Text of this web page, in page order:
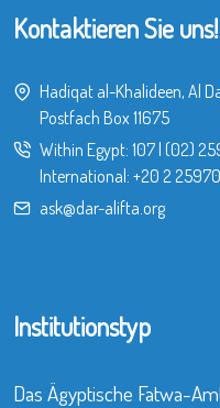
Kontaktieren Sie uns!
Hadiqat al-Khalideen, Al
Postfach Box 11675
Within Egypt: 107| (02)
International: +20 2
ask@dar-alifta.org
Institutionstyp
Das Ägyptische Fatwa-